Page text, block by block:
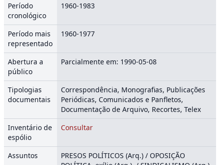
Período
cronológico
1960-1983
Período mais
representado
1960-1977
Abertura a
público
Parcialmente em: 1990-05-08
Tipologias
documentais
Correspondência, Monografias, Publicações
Periódicas, Comunicados e Panfletos,
Documentação de Arquivo, Recortes, Telex
Inventário de
espólio
Consultar
Assuntos
PRESOS POLÍTICOS (Arq.) / OPOSIÇÃO